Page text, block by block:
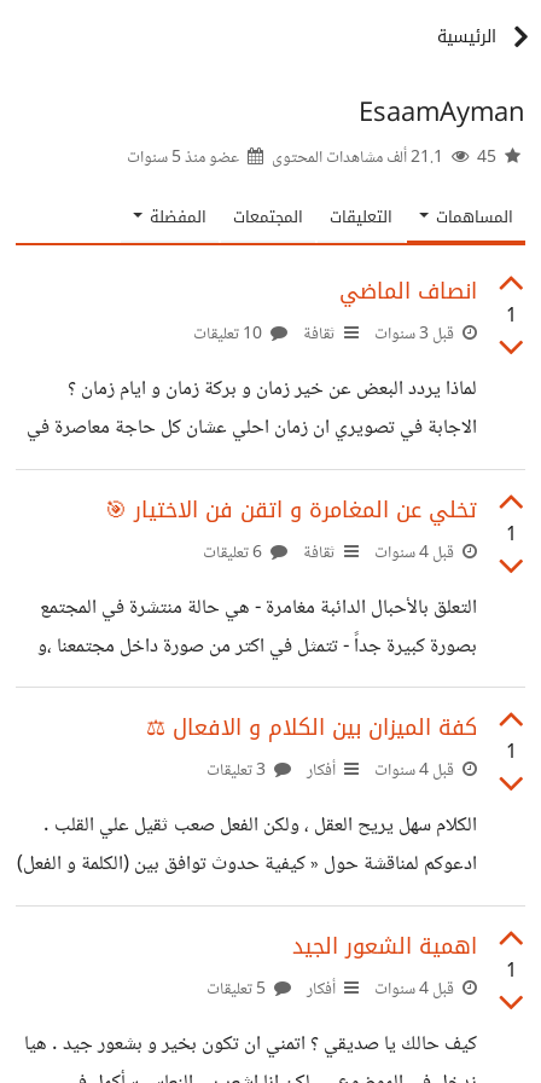
الرئيسية
EsaamAyman
عضو منذ5 سنوات
المساهمات التعليقات المجتمعات المفضلة
1
انصاف الماضي
قبل 3 سنوات ثقافة
لماذا يردد البعض عن خير زمان و بركة زمان و ايام زمان ؟
الاجابة في تصويري ان زمان احلي عشان كل حاجة معاصرة في
أيامنا هي اعادة و كل ما رجعنا للوراء نرجع الي اصل كل الاشياء ،
لو اخذنا حقبة مثل ما بعد الثورة الصناعية و بداية ظهور الماكينة
كطاقة محركة بديلة لطاقة الانسان ، تخيلوا كما الشعور بالراحة
التخلص من الالام الظهر المزمنة) . الثورة
1
تخلي عن المغامرة و اتقن فن الاختيار 🎯
قبل 4 سنوات ثقافة
التعلق بالأحبال الدائبة مغامرة - هي حالة منتشرة في المجتمع
بصورة كبيرة جداً - تتمثل في اكتر من صورة داخل مجتمعنا ،و
تؤدي في النهاية الي نتائج غير صائبة ، يضيع علي آثارها العمر
والجهد . تفسير هذه الظاهرة ؛ يكمن في عدة اسباب اهمها رفع
سقف التوقعات عند الاختيار رغم المعرفة الضبابية بالسلبيات ،
، اعطاء فرص لتجارب اكثر ، التعود علي اجراء نفس الشئ ، سلوك
المجتمع
1
كفة الميزان بين الكلام و الافعال ⚖️
قبل 4 سنوات أفكار
الكلام سهل يريح العقل ، ولكن الفعل صعب ثقيل علي القلب .
ادعوكم لمناقشة حول « كيفية حدوث توافق بين (الكلمة و الفعل)
بعقل و قلب مطمئن » - احكي لنا طريقة او اسلوب ، تستخدمها
في تنفيذ مهامك، دون ضغط او قلق في اطار التنمية الشخصية ؟
1
اهمية الشعور الجيد
قبل 4 سنوات أفكار
كيف حالك يا صديقي ؟ اتمني ان تكون بخير و بشعور جيد . هيا